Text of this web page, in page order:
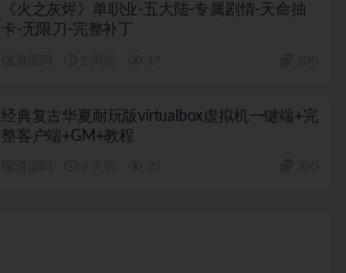
《火之灰烬》单职业-五大陆-专属剧情-天命抽
卡-无限刀-完整补丁
经典复古华夏耐玩版virtualbox虚拟机一键端+完
整客户端+GM+教程